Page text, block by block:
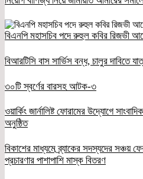
বিএনপি মহাসচিব পদে রুহুল কবির রিজভী
বিআরটিসি বাস সার্ভিস বন্ধ, চালুর দাবিতে
৩০টি স্বর্ণের বারসহ আটক-৩
ওয়ার্কিং জার্নালিষ্ট ফোরামের উদ্যোগে
অনুষ্ঠিত
বিকাশের মাধ্যমে ব্র্যাকের সদস্যদের
প্রচারণার পাশাপাশি মাস্ক বিতরণ